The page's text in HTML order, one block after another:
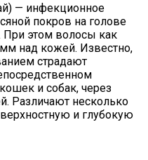
— инфекционное
покров на голове
При этом волосы как
над кожей. Известно,
страдают
и собак, через
Различают несколько
и глубокую